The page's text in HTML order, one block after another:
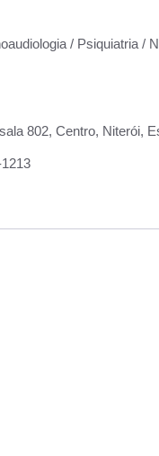
/ Psiquiatria /
802, Centro, Niterói,